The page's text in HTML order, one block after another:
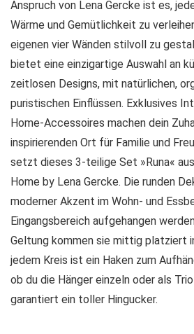
Anspruch von Lena Gercke ist es,
Wärme und Gemütlichkeit zu
eigenen vier Wänden stilvoll zu
bietet eine einzigartige Auswahl an
zeitlosen Designs, mit natürlichen,
puristischen Einflüssen. Exklusives
Home-Accessoires machen dein
inspirierenden Ort für Familie und
setzt dieses 3-teilige Set »Runa«
Home by Lena Gercke. Die runden
moderner Akzent im Wohn- und
Eingangsbereich aufgehangen
Geltung kommen sie mittig platziert
jedem Kreis ist ein Haken zum
ob du die Hänger einzeln oder als
garantiert ein toller Hingucker.